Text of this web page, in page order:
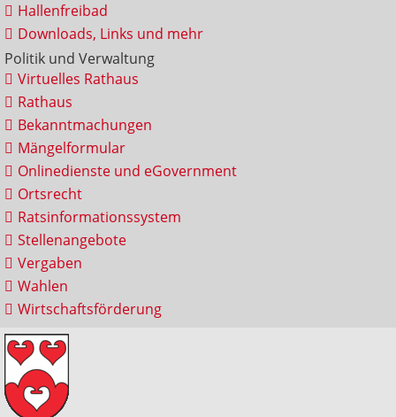
Hallenfreibad
Downloads, Links und mehr
Politik und Verwaltung
Virtuelles Rathaus
Rathaus
Bekanntmachungen
Mängelformular
Onlinedienste und eGovernment
Ortsrecht
Ratsinformationssystem
Stellenangebote
Vergaben
Wahlen
Wirtschaftsförderung